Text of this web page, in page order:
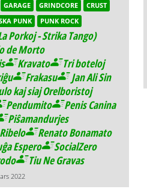
GARAGE GRINDCORE
CRUST
PUNK PUNK ROCK
Porkoj - Strika Tango)
de Morto
Kravato
Tri boteloj
Frakasu
Jan Ali Sin
kaj siaj Orelboristoj
Pendumito
Penis Canina
Piŝamandurjes
Renato Bonamato
Espero
SocialZero
Tiu Ne Gravas
2022